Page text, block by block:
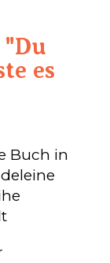
es
Buch in